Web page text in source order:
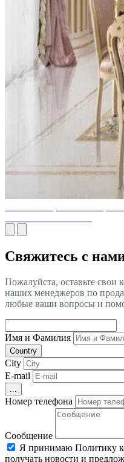
Свяжитесь с
Пожалуйста, оставьте свои
наших менеджеров по
любые ваши вопросы и
Имя и Фамилия
Country
City
E-mail
Номер телефона
Сообщение
Я принимаю Политику
получать новости и